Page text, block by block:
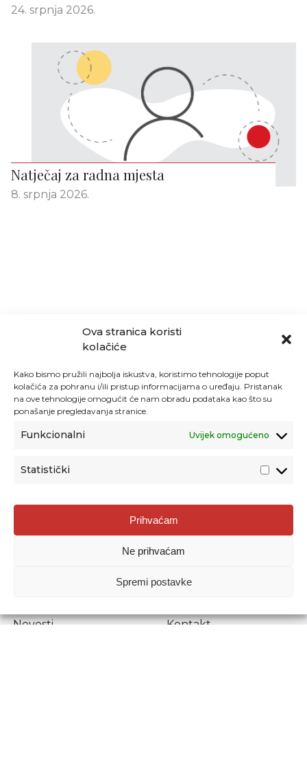
Ova stranica koristi
kolačiće
Kako bismo pružili najbolja iskustva, koristimo tehnologije poput
kolačića za pohranu i/ili pristup informacijama o uređaju. Pristanak
na ove tehnologije omogućit će nam obradu podataka kao što su
ponašanje pregledavanja stranice.
Funkcionalni Uvijek omogućeno
Statistički
Prihvaćam
Ne prihvaćam
Spremi postavke
24. srpnja 2026.
Natječaj za radna mjesta
8. srpnja 2026.
Agencija za odgoj i obrazovanje
Donje Svetice 38, 10000 Zagreb
1778129
Prenošenje sadržaja dopušteno je uz navođenje izvora.
Novosti
Kontakt